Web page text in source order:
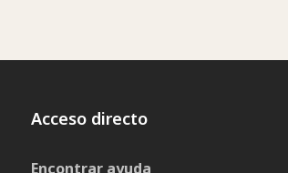
Acceso directo
Encontrar ayuda